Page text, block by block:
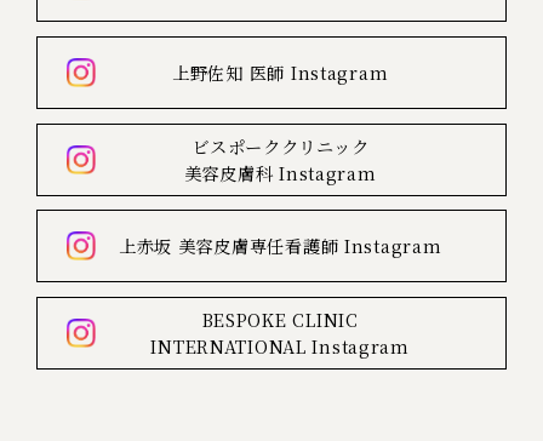
上野佐知 医師 Instagram
ビスポーククリニック
美容皮膚科 Instagram
上赤坂 美容皮膚専任看護師 Instagram
BESPOKE CLINIC
INTERNATIONAL Instagram